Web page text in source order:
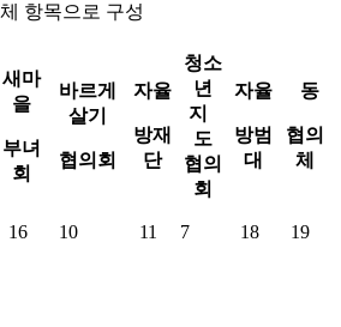
체 항목으로 구성
새마
을
부녀
회
바르게
살기
협의회
자율
방재
단
청소
년
지
도
협의
회
자율
방범
대
동
협의
체
16 10 11 7 18 19